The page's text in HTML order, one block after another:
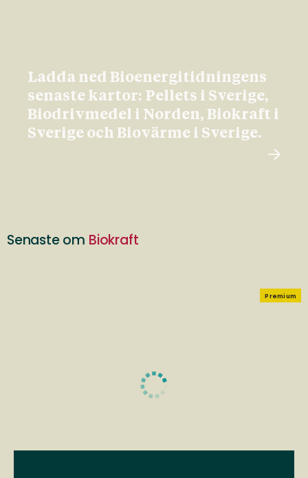
Ladda ned Bioenergitidningens
senaste kartor: Pellets i Sverige,
Biodrivmedel i Norden, Biokraft i
Sverige och Biovärme i Sverige.
Senaste om Biokraft
Premium